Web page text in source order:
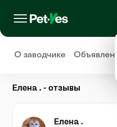
О заводчике
Елена . - отзывы
Елена .